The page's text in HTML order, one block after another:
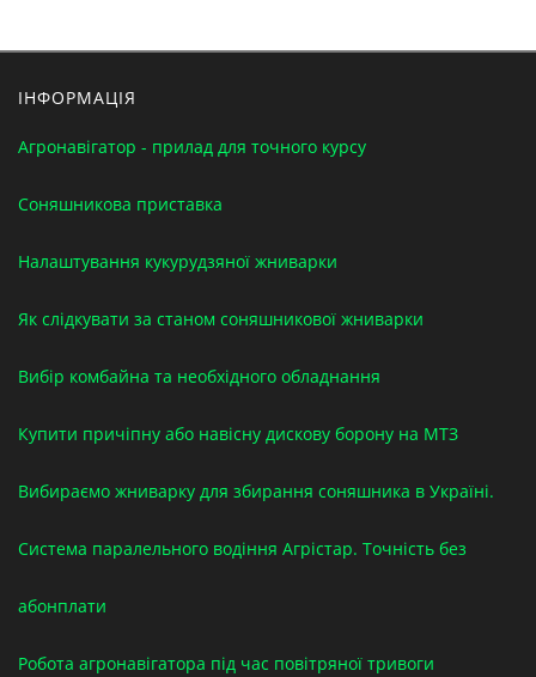
ІНФОРМАЦІЯ
Агронавігатор - прилад для точного курсу
Соняшникова приставка
Налаштування кукурудзяної жниварки
Як слідкувати за станом соняшникової жниварки
Вибір комбайна та необхідного обладнання
Купити причіпну або навісну дискову борону на МТЗ
Вибираємо жниварку для збирання соняшника в Україні.
Система паралельного водіння Агрістар. Точність без
абонплати
Робота агронавігатора під час повітряної тривоги